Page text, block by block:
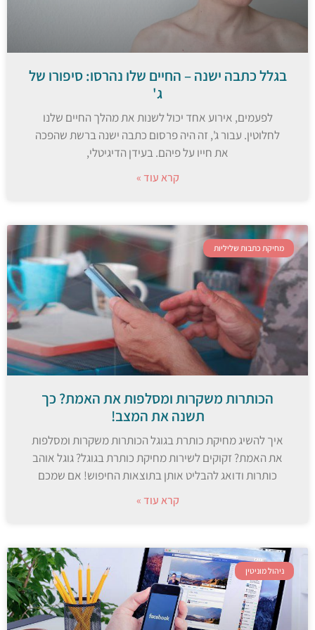
בגלל כתבה ישנה – החיים שלו נהרסו: סיפורו של
ג'
לפעמים, אירוע אחד יכול לשנות את מהלך החיים שלנו
לחלוטין. עבור ג', זה היה פרסום כתבה ישנה ברשת שהפכה
את חייו על פיהם. בעידן הדיגיטלי,
קרא עוד »
מחיקת כתבות שליליות
הכותרות משקרות ומסלפות את האמת? כך
תשנה את המצב!
איך להשיג מחיקת כותרת בגוגל הכותרות משקרות ומסלפות
את האמת? זקוקים לשירות מחיקת כותרת בגוגל? גוגל אוהב
כותרות ודואג להבליט אותן בתוצאות החיפוש! אם שמכם
קרא עוד »
ניהול מוניטין